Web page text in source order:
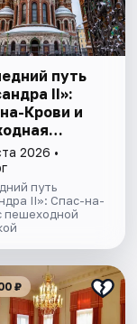
путь
II»:
Крови и
2026 •
путь
II»: Спас-на-
пешеходной
₽